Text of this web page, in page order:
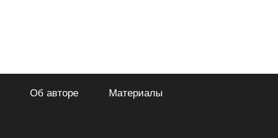
Об авторе Материалы